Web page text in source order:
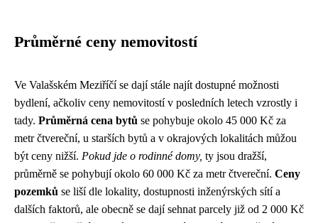
Průměrné ceny nemovitostí
Ve Valašském Meziříčí se dají stále najít dostupné možnosti
bydlení, ačkoliv ceny nemovitostí v posledních letech vzrostly i
tady. Průměrná cena bytů se pohybuje okolo 45 000 Kč za
metr čtvereční, u starších bytů a v okrajových lokalitách můžou
být ceny nižší. Pokud jde o rodinné domy, ty jsou dražší,
průměrně se pohybují okolo 60 000 Kč za metr čtvereční. Ceny
pozemků se liší dle lokality, dostupnosti inženýrských sítí a
dalších faktorů, ale obecně se dají sehnat parcely již od 2 000 Kč